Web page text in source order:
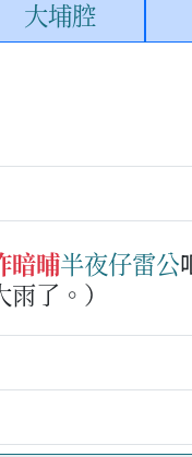
大埔腔
暗晡半夜仔雷公
了。）